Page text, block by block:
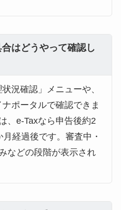
はどうやって確認し
況確認」メニューや、
ポータルで確認できま
、e-Taxなら申告後約2
経過後です。審査中・
などの段階が表示され